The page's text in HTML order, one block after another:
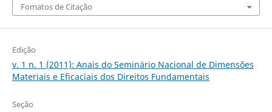
Fomatos de Citação
Edição
v. 1 n. 1 (2011): Anais do Seminário Nacional de Dimensões
Materiais e Eficaciais dos Direitos Fundamentais
Seção